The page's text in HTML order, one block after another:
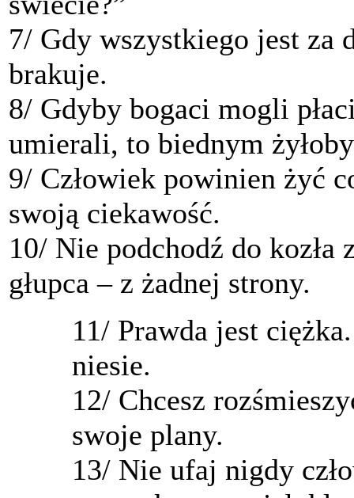
7/ Gdy wszystkiego jest za
brakuje.
8/ Gdyby bogaci mogli
umierali, to biednym
9/ Człowiek powinien żyć
swoją ciekawość.
10/ Nie podchodź do kozła
głupca – z żadnej strony.
11/ Prawda jest
niesie.
12/ Chcesz
swoje plany.
13/ Nie ufaj nigdy